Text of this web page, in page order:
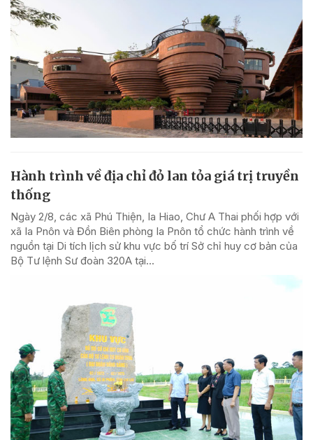
Hành trình về địa chỉ đỏ lan tỏa giá trị truyền
thống
Ngày 2/8, các xã Phú Thiện, Ia Hiao, Chư A Thai phối hợp với
xã Ia Pnôn và Đồn Biên phòng Ia Pnôn tổ chức hành trình về
nguồn tại Di tích lịch sử khu vực bố trí Sở chỉ huy cơ bản của
Bộ Tư lệnh Sư đoàn 320A tại...